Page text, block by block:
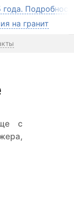
года.
на гранит
с